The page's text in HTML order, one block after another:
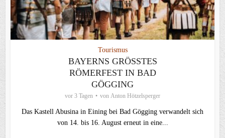
Tourismus
BAYERNS GRÖSSTES R
ÖMERFEST IN BAD G
ÖGGING
vor 3 Tagen von Anton Hötzelsperger
Das Kastell Abusina in Eining bei Bad Gögging verwandelt sich
von 14. bis 16. August erneut in eine...